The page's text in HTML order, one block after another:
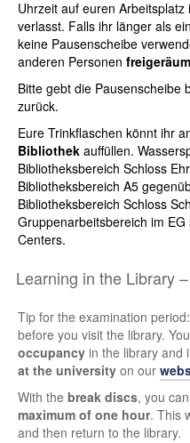
Uhrzeit auf euren
verlasst. Falls ihr länger als
keine Pausenscheibe
anderen Personen
Bitte gebt die Pausenscheibe
zurück.
Eure Trinkflaschen könnt ihr
Bibliothek auffüllen.
Bibliotheksbereich Schloss
Bibliotheksbereich A5
Bibliotheksbereich Schloss
Gruppenarbeitsbereich im
Centers.
Learning in the Library
Tip for the examination
before you visit the library.
occupancy in the library and
at the university on our
With the break discs, you can
maximum of one hour. This
and then return to the library.